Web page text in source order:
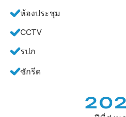
ห้องประชุม
CCTV
รปภ
ซักรีด